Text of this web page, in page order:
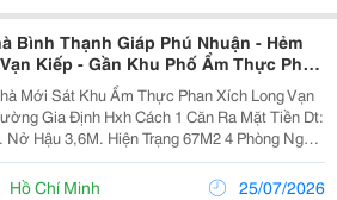
Bình Thạnh Giáp Phú Nhuận - Hẻm
Kiếp - Gần Khu Phố Ẩm Thực Phan
Mới Sát Khu Ẩm Thực Phan Xích Long Vạn
Gia Định Hxh Cách 1 Căn Ra Mặt Tiền Dt:
Nở Hậu 3,6M. Hiện Trạng 67M2 4 Phòng Ngủ (
Trệt) + 3Wc + Ban Công, Sân Trước, Sân Sau
Tỷ Thương Lượng Lh 0334147686...
Hồ Chí Minh 25/07/2026